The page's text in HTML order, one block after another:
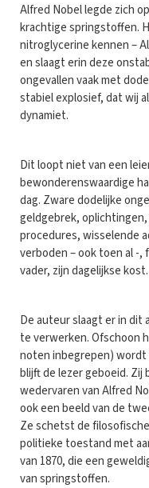
Alfred Nobel legde zich
krachtige springstoffen.
nitroglycerine kennen –
en slaagt erin deze
ongevallen vaak met
stabiel explosief, dat wij
dynamiet.
Dit loopt niet van een
bewonderenswaardige
dag. Zware dodelijke
geldgebrek,
procedures, wisselende
verboden – ook toen al -,
vader, zijn dagelijkse kost.
De auteur slaagt er in dit
te verwerken. Ofschoon
noten inbegrepen) wordt
blijft de lezer geboeid.
wedervaren van Alfred
ook een beeld van de
Ze schetst de
politieke toestand met
van 1870, die een
van springstoffen.